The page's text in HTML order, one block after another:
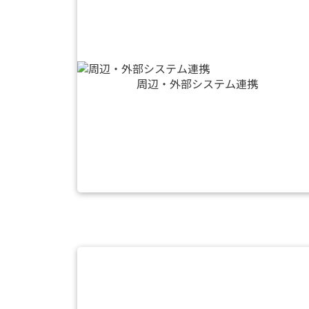
周辺・外部システム連携